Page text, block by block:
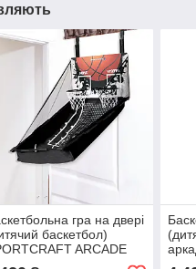
гра на двері
баскетбол)
ARCADE
787)